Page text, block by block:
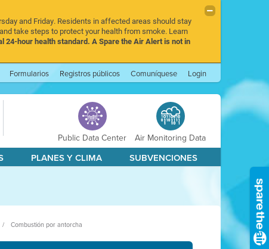
and Friday. Residents in affected areas should stay
take steps to protect your health from smoke. Learn
24-hour health standard. A Spare the Air Alert is not in
Formularios Registros públicos Comuníquese Login
Public Data Center Air Monitoring Data
PLANES Y CLIMA SUBVENCIONES
Combustión por antorcha